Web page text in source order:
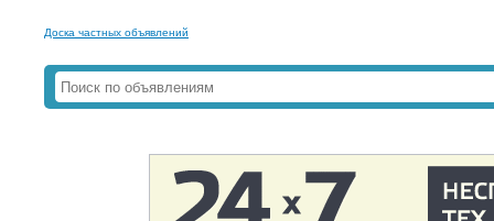
Доска частных объявлений